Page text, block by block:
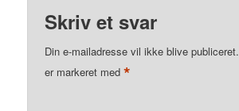
Skriv et svar
Din e-mailadresse vil ikke blive publiceret.
er markeret med*